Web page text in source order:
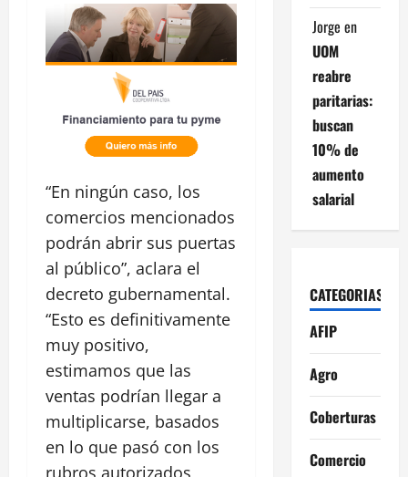
“En ningún caso, los
comercios mencionados
podrán abrir sus puertas
al público”, aclara el
decreto gubernamental.
“Esto es definitivamente
muy positivo,
estimamos que las
ventas podrían llegar a
multiplicarse, basados
en lo que pasó con los
Jorge en
UOM
reabre
paritarias:
buscan
10% de
aumento
salarial
CATEGORIAS
AFIP
Agro
Coberturas
Comercio